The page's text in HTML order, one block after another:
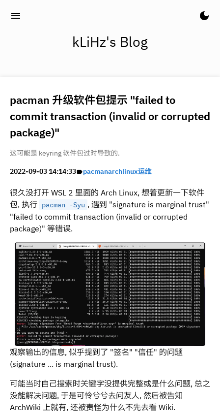
menu dark_mode
kLiHz's Blog
pacman 升级软件包提示 "failed to
commit transaction (invalid or corrupted
package)"
这可能是 keyring 软件包过时导致的.
2022-09-03 14:14:33labelpacmanarchlinux运维
很久没打开 WSL 2 里面的 Arch Linux, 想着更新一下软件
包, 执行 pacman -Syu , 遇到 "signature is marginal trust"
"failed to commit transaction (invalid or corrupted
package)" 等错误.
观察输出的信息, 似乎提到了 "签名" "信任" 的问题
(signature ... is marginal trust).
可能当时自己搜索时关键字没提供完整或是什么问题, 总之
没能解决问题, 于是可怜兮兮去问友人, 然后被告知
ArchWiki 上就有, 还被责怪为什么不先去看 Wiki.